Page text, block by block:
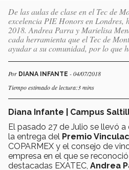
De las aulas de clase en el Tec de
excelencia PIE Honors en Londres,
2018. Andrea Parra y Marielisa
cada herramienta que el Tec de
ayudar a su comunidad, por lo que
Por DIANA INFANTE - 04/07/2018
Tiempo estimado de lectura:3 mins
Diana Infante | Campus
El pasado 27 de Julio se llevó
la entrega del Premio
COPARMEX y el consejo de
empresa en el que se
destacadas EXATEC, Andrea